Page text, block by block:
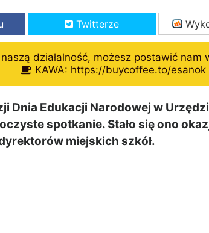
Twitterze
działalność, możesz postawić nam
KAWA: https://buycoffee.to/esanok
Dnia Edukacji Narodowej w
spotkanie. Stało się ono
miejskich szkół.